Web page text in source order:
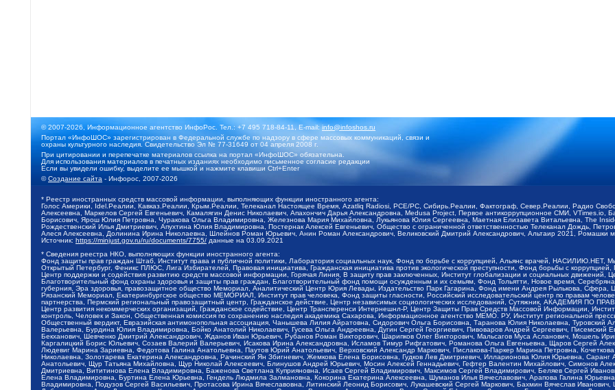
© 2007-2026, Информационное агентство ИнфоРос. Тел.: +7 495 718-84-11, E-mail:info@infoshos.ru
Портал «ИнфоШОС» зарегистрирован в Федеральной службе по надзору в сфере массовых коммуникаций, связи и
охраны культурного наследия. Свидетельство Эл № 77-31649 от 04 апреля 2008 г.
При цитировании и перепечатке материалов ссылка на портал «ИнфоШОС» обязательна.
Для использования материалов в печатных изданиях необходимо письменное согласие редакции
Если вы увидели ошибку, выделите ее мышкой и нажмите клавиши Ctrl+Enter
©Создание сайта - Инфорос, 2007-2026
* Реестр иностранных средств массовой информации, выполняющих функции иностранного агента:
Голос Америки, Idel.Реалии, Кавказ.Реалии, Крым.Реалии, Телеканал Настоящее Время, Azatliq Radiosi, PCE/PC, Сибирь.Реалии, Фактограф, Север.Реалии, Радио
Алексеевна, Маркелов Сергей Евгеньевич, Камалягин Денис Николаевич, Апахончич Дарья Александровна, Medusa Project, Первое антикоррупционное СМИ,
Борисович, Ярош Юлия Петровна, Чуракова Ольга Владимировна, Железнова Мария Михайловна, Лукьянова Юлия Сергеевна, Маетная Елизавета Витальевна, The
Рождественский Илья Дмитриевич, Апухтина Юлия Владимировна, Постернак Алексей Евгеньевич, Общество с ограниченной ответственностью Телеканал Дождь,
Алеся Алексеевна, Долинина Ирина Николаевна, Шлейнов Роман Юрьевич, Анин Роман Александрович, Великовский Дмитрий Александрович, Альтаир 2021, Ромашки
Источник: https://minjust.gov.ru/ru/documents/7755/ данные на 03.09.2021
* Сведения реестра НКО, выполняющих функции иностранного агента:
Фонд защиты прав граждан Штаб, Институт права и публичной политики, Лаборатория социальных наук, Фонд по борьбе с коррупцией, Альянс врачей,
Открытый Петербург, Феникс ПЛЮС, Лига Избирателей, Правовая инициатива, Гражданская инициатива против экологической преступности, Фонд борьбы с
Центр поддержки и содействия развитию средств массовой информации, Горячая Линия, В защиту прав заключенных, Институт глобализации и социальных
Благотворительный фонд охраны здоровья и защиты прав граждан, Благотворительный фонд помощи осужденным и их семьям, Фонд Тольятти, Новое время,
губерния, Эра здоровья, правозащитное общество Мемориал, Аналитический Центр Юрия Левады, Издательство Парк Гагарина, Фонд имени Андрея Рылькова,
Рязанский Мемориал, Екатеринбургское общество МЕМОРИАЛ, Институт прав человека, Фонд защиты гласности, Российский исследовательский центр по правам
партнерства, Пермский региональный правозащитный центр, Гражданское действие, Центр независимых социологических исследований, Сутяжник, АКАДЕМИЯ ПО
Центр развития некоммерческих организаций, Гражданское содействие, Центр Трансперенси Интернешнл-Р, Центр Защиты Прав Средств Массовой Информации,
контроль, Человек и Закон, Общественная комиссия по сохранению наследия академика Сахарова, Информационное агентство МЕМО. РУ, Институт региональной
Общественный вердикт, Евразийская антимонопольная ассоциация, Чанышева Лилия Айратовна, Сидорович Ольга Борисовна, Таранова Юлия Николаевна, Туровский
Валерьевна, Бурдина Юлия Владимировна, Бойко Анатолий Николаевич, Гусева Ольга Андреевна, Дугин Сергей Георгиевич, Пивоваров Андрей Сергеевич, Писемский
Бекханович, Шевченко Дмитрий Александрович, Жданов Иван Юрьевич, Рубанов Роман Викторович, Шарипков Олег Викторович, Мальсагов Муса Асланович, Мошель
Каргалицкий Борис Юльевич, Созаев Валерий Валерьевич, Исакова Ирина Александровна, Исламов Тимур Рифгатович, Романова Ольга Евгеньевна, Щаров Сергей
Людевиг Марина Зариевна, Федотова Галина Анатольевна, Паутов Юрий Анатольевич, Верховский Александр Маркович, Пислакова-Паркер Марина Петровна,
Николаевна, Золотарева Екатерина Александровна, Рачинский Ян Збигневич, Жемкова Елена Борисовна, Гудков Лев Дмитриевич, Илларионова Юлия Юрьевна,
Анатольевич, Щур Татьяна Михайловна, Щур Николай Алексеевич, Блинушов Андрей Юрьевич, Мосин Алексей Геннадьевич, Гефтер Валентин Михайлович, Симонов
Дмитриевна, Вититинова Елена Владимировна, Баженова Светлана Куприяновна, Исаев Сергей Владимирович, Максимов Сергей Владимирович, Беляев Сергей
Елена Владимировна, Буртина Елена Юрьевна, Гендель Людмила Залмановна, Кокорина Екатерина Алексеевна, Шуманов Илья Вячеславович, Арапова Галина
Владимировна, Подузов Сергей Васильевич, Протасова Ирина Вячеславовна, Литинский Леонид Борисович, Лукашевский Сергей Маркович, Бахмин Вячеслав